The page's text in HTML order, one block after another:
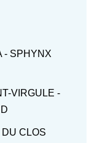
- SPHYNX
VIRGULE -
CLOS